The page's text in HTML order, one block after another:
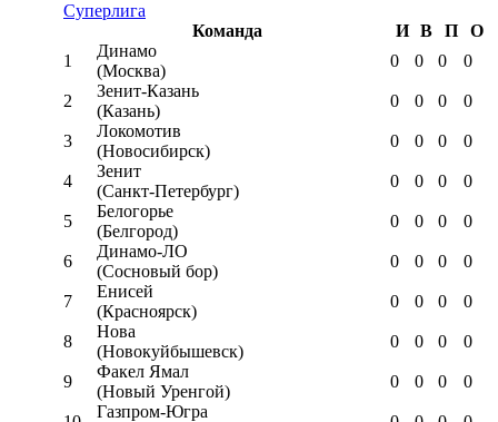
Суперлига
Команда
И В П
О
1
Динамо
(Москва)
0 0 0 0
2
Зенит-Казань
(Казань)
0 0 0 0
3
Локомотив
(Новосибирск)
0 0 0 0
4
Зенит
(Санкт-Петербург)
0 0 0 0
5
Белогорье
(Белгород)
0 0 0 0
6
Динамо-ЛО
(Сосновый бор)
0 0 0 0
7
Енисей
(Красноярск)
0 0 0 0
8
Нова
(Новокуйбышевск)
0 0 0 0
9
Факел Ямал
(Новый Уренгой)
0 0 0 0
Газпром-Югра